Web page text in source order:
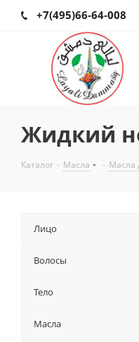
+7(495)66-64-008
Жидкий
Каталог - Масла - Масла
Лицо
Волосы
Тело
Масла